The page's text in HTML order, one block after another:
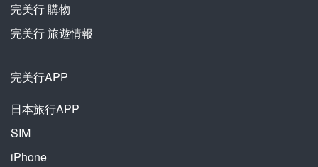
完美行購物
完美行旅遊情報
完美行APP
日本旅行APP
SIM
iPhone